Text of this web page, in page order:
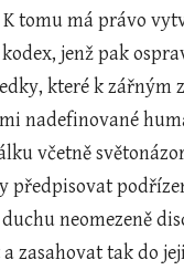
tomu má právo
jenž pak
které k zářným
nadefinované
včetně
předpisovat
neomezeně
zasahovat tak do